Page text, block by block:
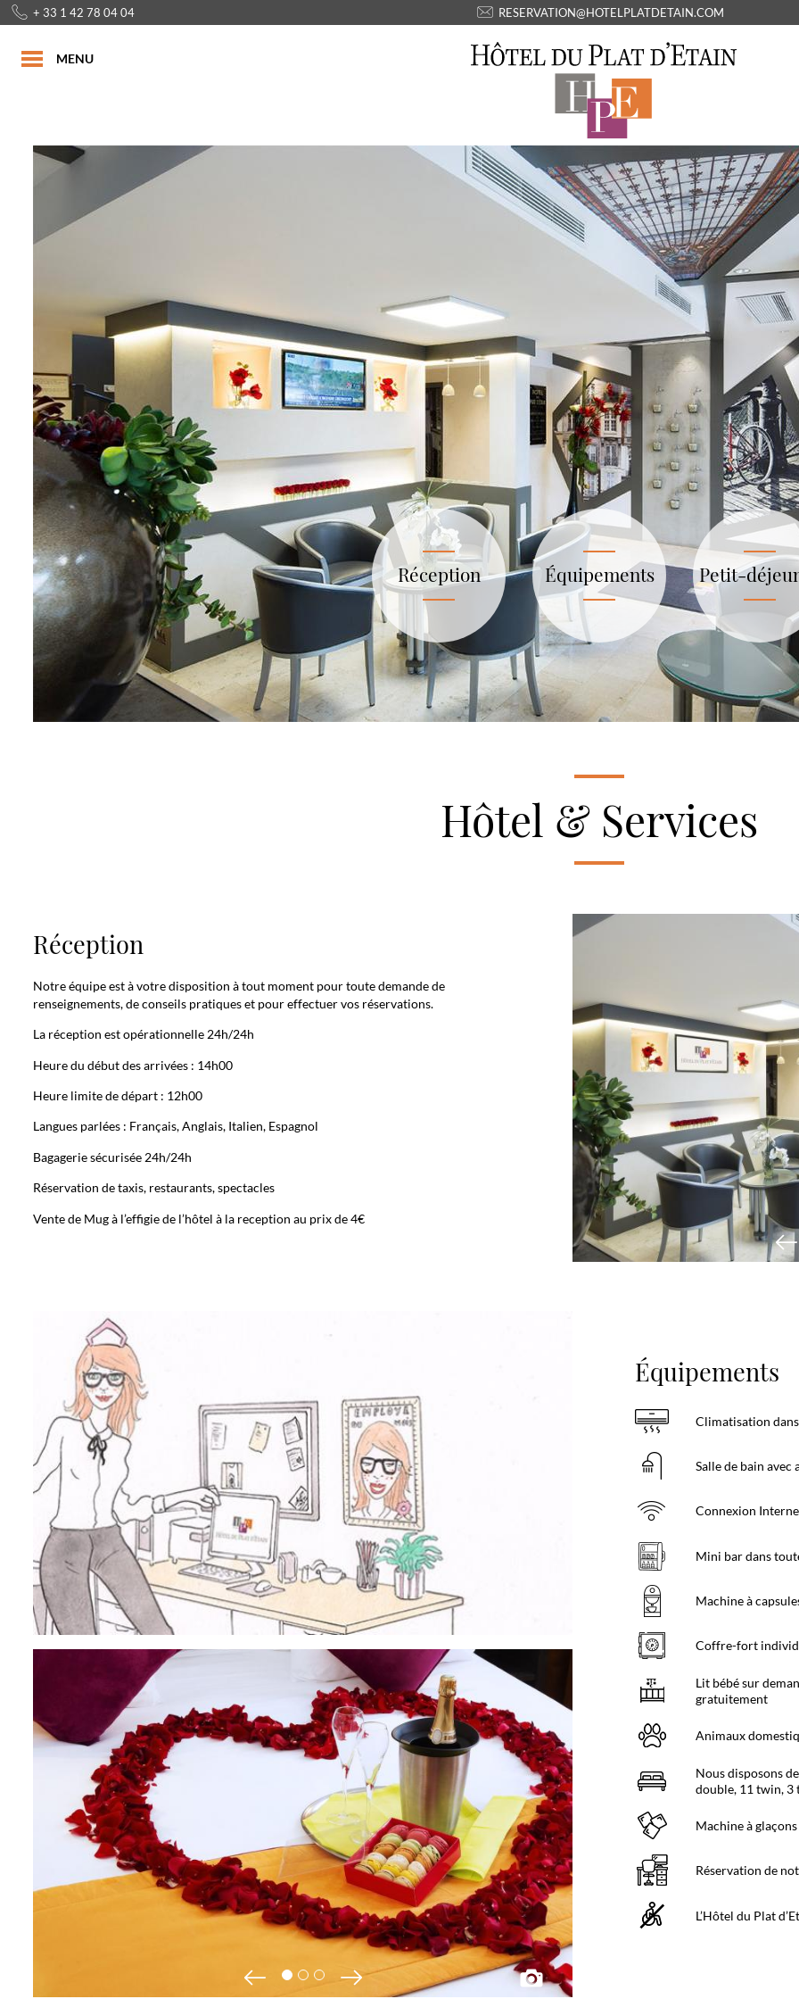
+ 33 1 42 78 04 04 RESERVATION@HOTELPLATDETAIN.COM
MENU
Réception Équipements Petit-
Hôtel & Services
Réception
Notre équipe est à votre disposition à tout moment pour toute demande de
renseignements, de conseils pratiques et pour effectuer vos réservations.
La réception est opérationnelle 24h/24h
Heure du début des arrivées : 14h00
Heure limite de départ : 12h00
Langues parlées : Français, Anglais, Italien, Espagnol
Bagagerie sécurisée 24h/24h
Réservation de taxis, restaurants, spectacles
Vente de Mug à l’effigie de l’hôtel à la reception au prix de 4€
Équipements
Climatisation
Salle de bain
Connexion
Mini bar dans
Machine à
Coffre-fort
Lit bébé sur
gratuitement
Animaux
Nous disposons
double, 11 twin,
Machine à
Réservation de
L’Hôtel du Plat